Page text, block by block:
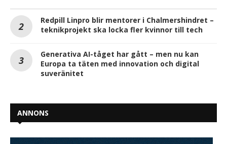
Redpill Linpro blir mentorer i Chalmershindret –
teknikprojekt ska locka fler kvinnor till tech
Generativa AI-tåget har gått – men nu kan
Europa ta täten med innovation och digital
suveränitet
ANNONS